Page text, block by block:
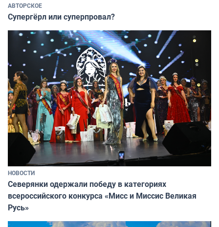
АВТОРСКОЕ
Супергёрл или суперпровал?
НОВОСТИ
Северянки одержали победу в категориях
всероссийского конкурса «Мисс и Миссис Великая
Русь»